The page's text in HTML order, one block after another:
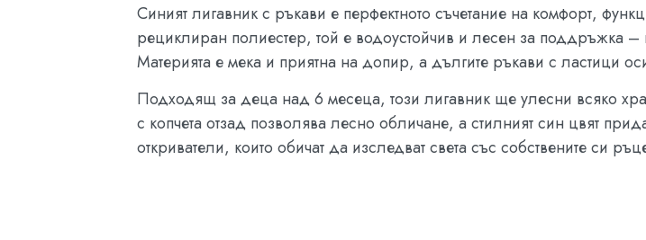
Синият лигавник с ръкави е перфектното съчетание на комфорт,
рециклиран полиестер, той е водоустойчив и лесен за поддръжка –
Материята е мека и приятна на допир, а дългите ръкави с ластици
Подходящ за деца над 6 месеца, този лигавник ще улесни всяко
с копчета отзад позволява лесно обличане, а стилният син цвят
откриватели, които обичат да изследват света със собствените си